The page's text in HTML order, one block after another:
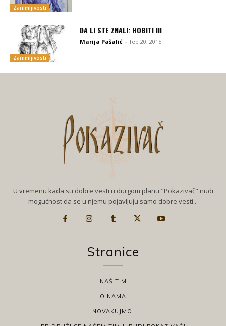
Zanimljivosti
Zanimljivosti
DA LI STE ZNALI: HOBITI III
Marija Pašalić - feb 20, 2015
U vremenu kada su dobre vesti u durgom planu "Pokazivač" nudi
mogućnost da se u njemu pojavljuju samo dobre vesti...
Stranice
NAŠ TIM
O NAMA
NOVAKUJMO!